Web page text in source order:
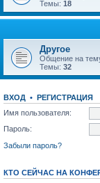
Темы: 18
Другое
Общение на
Темы: 32
ВХОД • РЕГИСТРАЦИЯ
Имя пользователя:
Пароль:
Забыли пароль?
КТО СЕЙЧАС НА